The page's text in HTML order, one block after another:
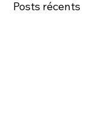
Posts récents